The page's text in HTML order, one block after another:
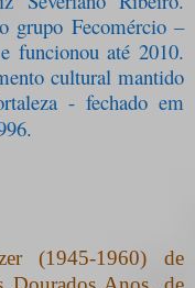
grupo Fecomércio –
funcionou até 2010.
cultural mantido
- fechado em
(1945-1960) de